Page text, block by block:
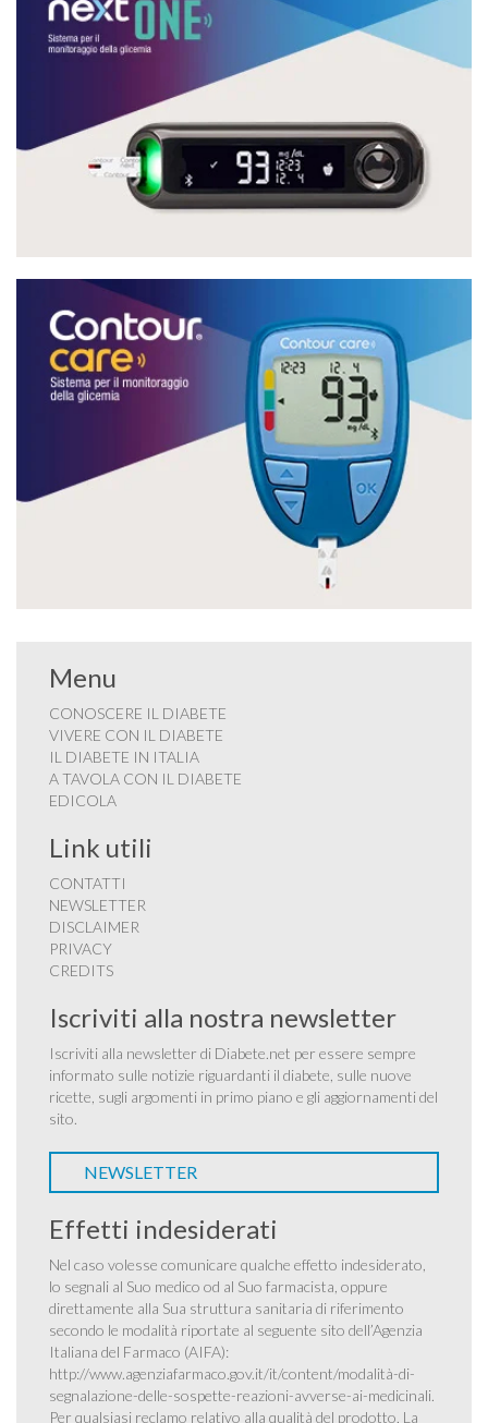
Menu
CONOSCERE IL DIABETE
VIVERE CON IL DIABETE
IL DIABETE IN ITALIA
A TAVOLA CON IL DIABETE
EDICOLA
Link utili
CONTATTI
NEWSLETTER
DISCLAIMER
PRIVACY
CREDITS
Iscriviti alla nostra newsletter
Iscriviti alla newsletter di Diabete.net per essere sempre
informato sulle notizie riguardanti il diabete, sulle nuove
ricette, sugli argomenti in primo piano e gli aggiornamenti del
sito.
NEWSLETTER
Effetti indesiderati
Nel caso volesse comunicare qualche effetto indesiderato,
lo segnali al Suo medico od al Suo farmacista, oppure
direttamente alla Sua struttura sanitaria di riferimento
secondo le modalità riportate al seguente sito dell’Agenzia
Italiana del Farmaco (AIFA):
http://www.agenziafarmaco.gov.it/it/content/modalità-di-
segnalazione-delle-sospette-reazioni-avverse-ai-medicinali.
Per qualsiasi reclamo relativo alla qualità del prodotto, La